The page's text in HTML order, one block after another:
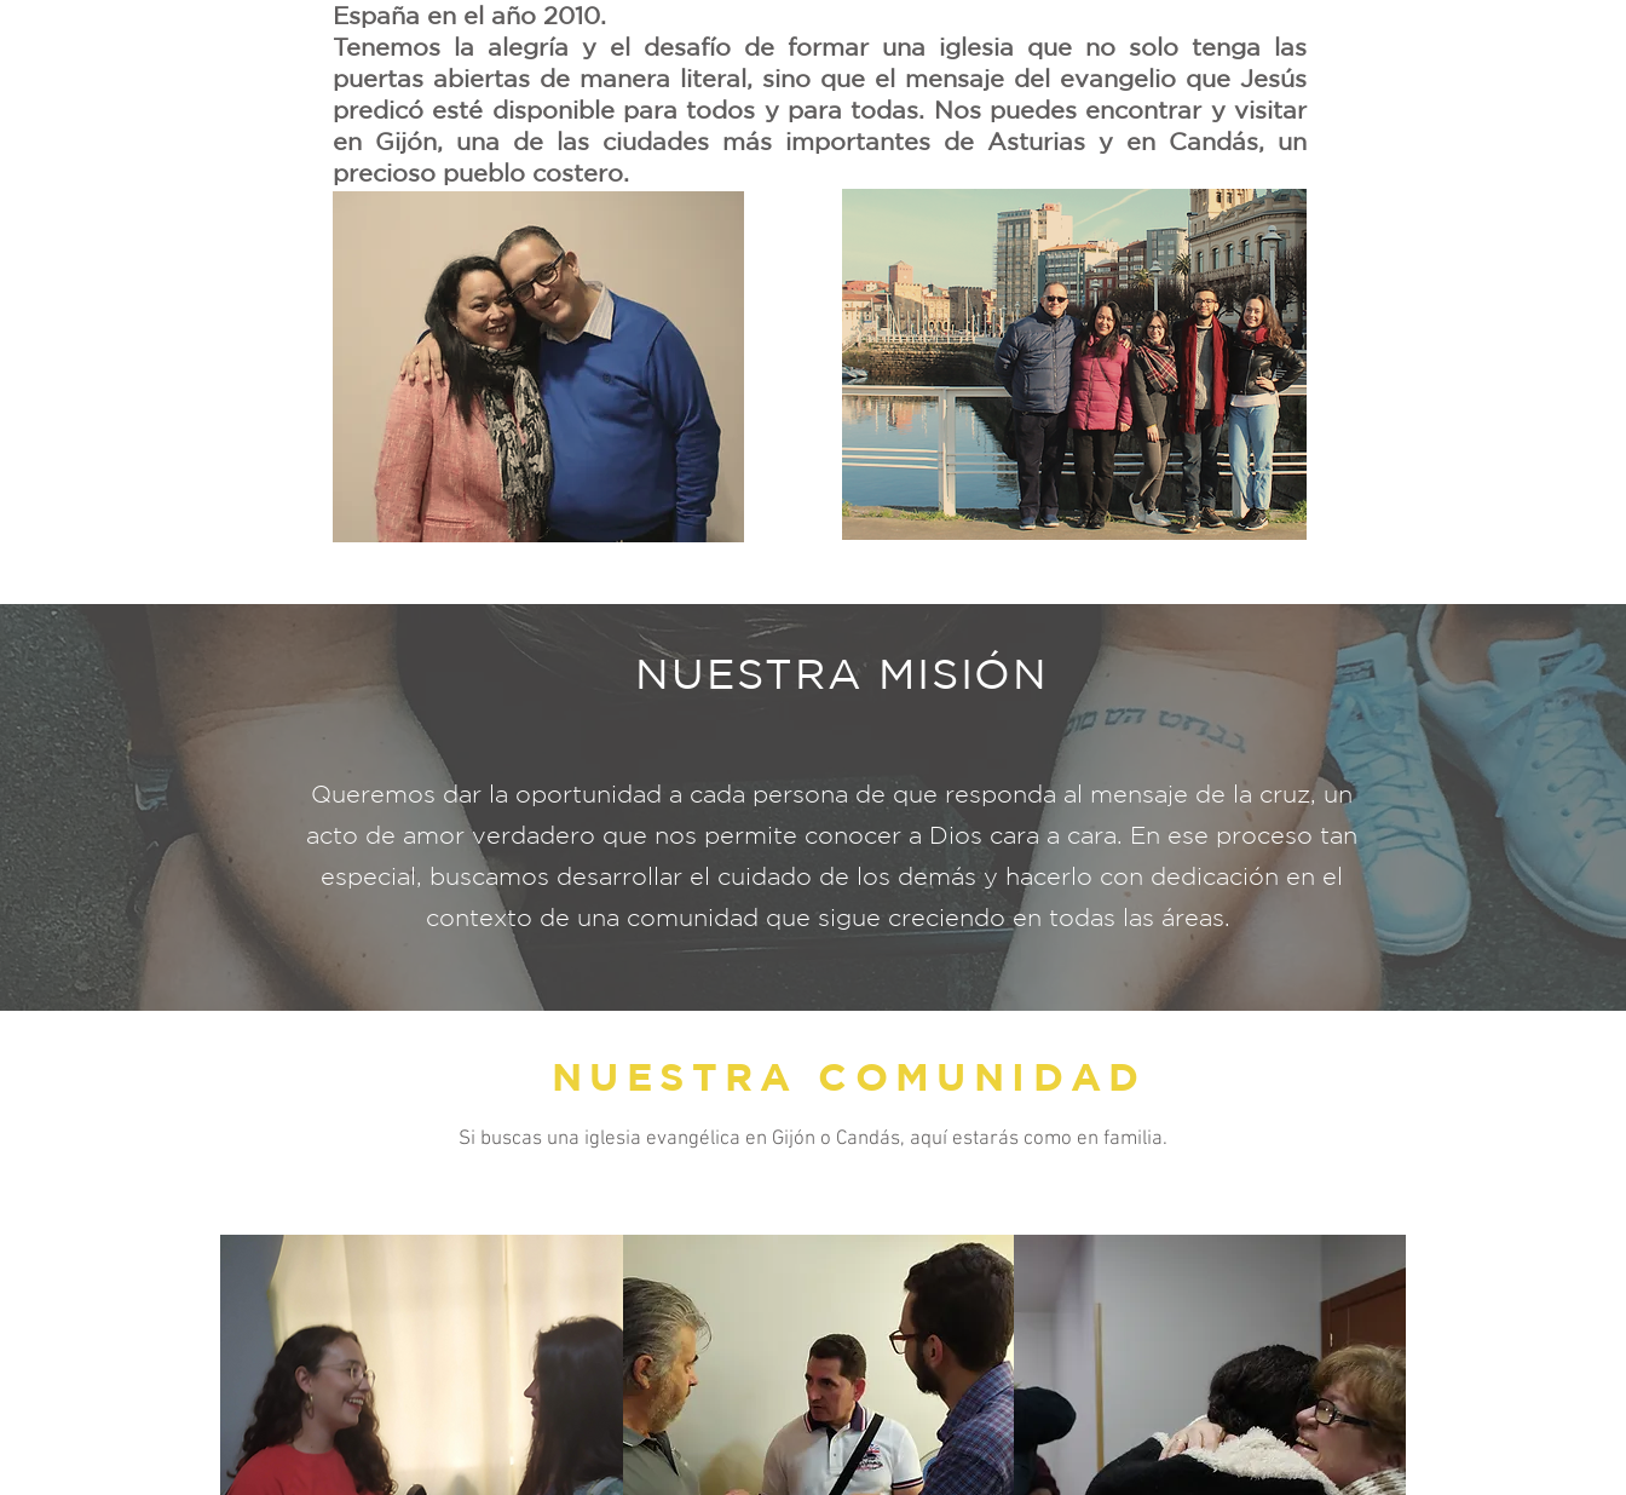
España en el año 2010.
Tenemos la alegría y el desafío de formar una iglesia que no solo tenga las
puertas abiertas de manera literal, sino que el mensaje del evangelio que Jesús
predicó esté disponible para todos y para todas. Nos puedes encontrar y visitar
en Gijón, una de las ciudades más importantes de Asturias y en Candás, un
precioso pueblo costero.
NUESTRA MISIÓN
Queremos dar la oportunidad a cada persona de que responda al mensaje de la cruz, un
acto de amor verdadero que nos permite conocer a Dios cara a cara. En ese proceso tan
especial, buscamos desarrollar el cuidado de los demás y hacerlo con dedicación en el
contexto de una comunidad que sigue creciendo en todas las áreas.
Si buscas una iglesia evangélica en Gijón o Candás, aquí estarás como en familia.
NUESTRA COMUNIDAD